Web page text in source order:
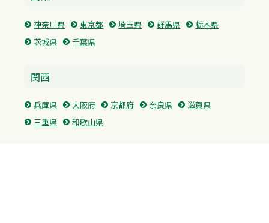
神奈川県 東京都 埼玉県 群馬県
栃木県
茨城県
千葉県
関西
兵庫県 大阪府 京都府 奈良県
滋賀県
三重県
和歌山県